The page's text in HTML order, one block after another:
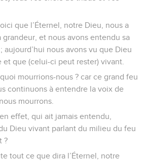
que l’Éternel, notre Dieu, nous a
grandeur, et nous avons entendu sa
nous avons vu que Dieu
et que (celui-ci peut rester) vivant.
mourrions-nous ? car ce grand feu
continuons à entendre la voix de
mourrons.
effet, qui ait jamais entendu,
Dieu vivant parlant du milieu du feu
?
tout ce que dira l’Éternel, notre